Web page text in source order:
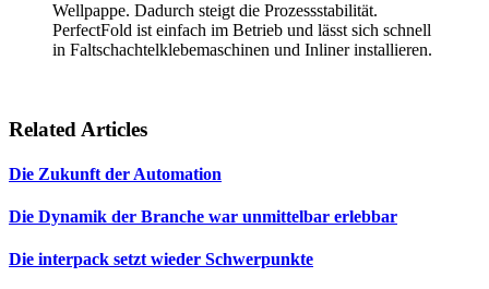
Wellpappe. Dadurch steigt die Prozessstabilität.
PerfectFold ist einfach im Betrieb und lässt sich schnell
in Faltschachtelklebemaschinen und Inliner installieren.
Related Articles
Die Zukunft der Automation
Die Dynamik der Branche war unmittelbar erlebbar
Die interpack setzt wieder Schwerpunkte